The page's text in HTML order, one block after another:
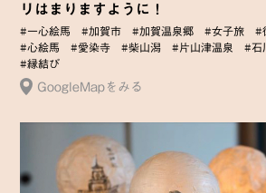
リはまりますように！
#一心絵馬 #加賀市 #加賀温泉郷 #女子旅
#
#心絵馬
#愛染寺 #柴山潟 #片山津温泉 #石
#縁結び
GoogleMapをみる